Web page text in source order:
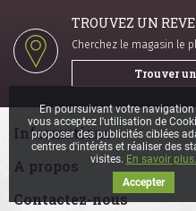
TROUVEZ UN
Cherchez le magasin le
Trouver
Informations
A propos
Contactez-nous
En poursuivant votre navigation
vous acceptez l'utilisation de
proposer des publicités ciblées
centres d'intérêts et réaliser des
visites. En savoir plus.
Accepter